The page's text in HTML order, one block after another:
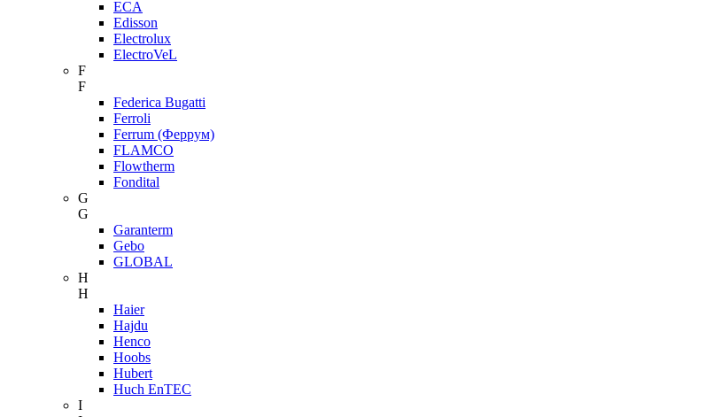
ECA
Edisson
Electrolux
ElectroVeL
F
F
Federica Bugatti
Ferroli
Ferrum (Феррум)
FLAMCO
Flowtherm
Fondital
G
G
Garanterm
Gebo
GLOBAL
H
H
Haier
Hajdu
Henco
Hoobs
Hubert
Huch EnTEC
I